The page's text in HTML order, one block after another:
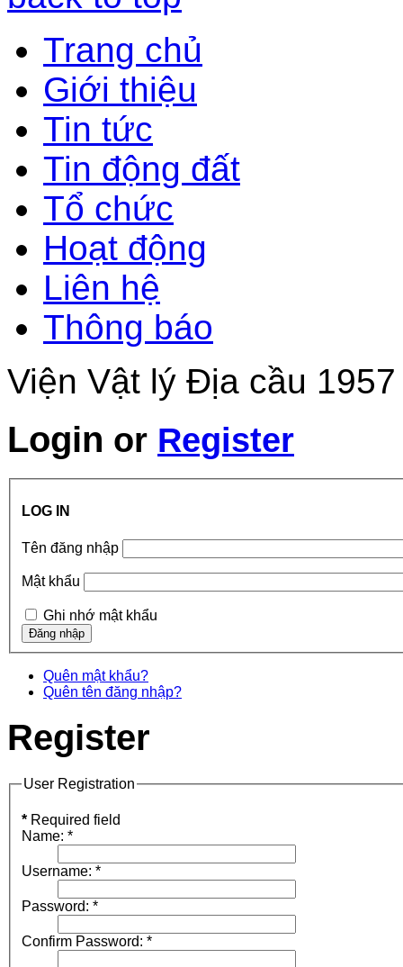
Trang chủ
Giới thiệu
Tin tức
Tin động đất
Tổ chức
Hoạt động
Liên hệ
Thông báo
Viện Vật lý Địa cầu
Login or Register
LOG IN
Tên đăng nhập
Mật khẩu
Ghi nhớ mật khẩu
Quên mật khẩu?
Quên tên đăng nhập?
Register
User Registration
* Required field
Name: *
Username: *
Password: *
Confirm Password: *